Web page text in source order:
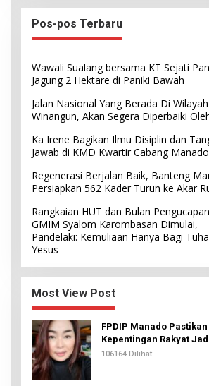
Pos-pos Terbaru
Wawali Sualang bersama KT Sejati
Jagung 2 Hektare di Paniki Bawah
Jalan Nasional Yang Berada Di Wilayah
Winangun, Akan Segera Diperbaiki
Ka Irene Bagikan Ilmu Disiplin dan
Jawab di KMD Kwartir Cabang Manado
Regenerasi Berjalan Baik, Banteng
Persiapkan 562 Kader Turun ke Akar
Rangkaian HUT dan Bulan
GMIM Syalom Karombasan Dimulai,
Pandelaki: Kemuliaan Hanya Bagi
Yesus
Most View Post
FPDIP Manado Pastikan
Kepentingan Rakyat
Prioritas Dalam
106164 Dilihat